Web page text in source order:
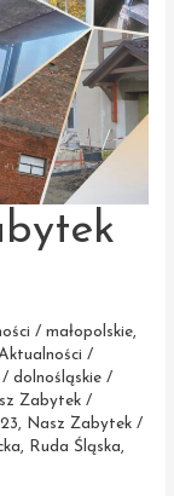
/ małopolskie,
/
dolnośląskie /
Zabytek /
,
Nasz Zabytek /
, Ruda Śląska,